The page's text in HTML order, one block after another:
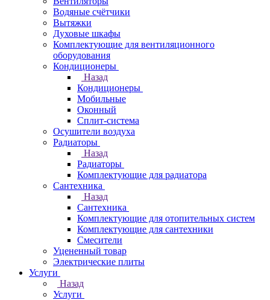
Водяные счётчики
Вытяжки
Духовые шкафы
Комплектующие для вентиляционного
оборудования
Кондиционеры
Назад
Кондиционеры
Мобильные
Оконный
Сплит-система
Осушители воздуха
Радиаторы
Назад
Радиаторы
Комплектующие для радиатора
Сантехника
Назад
Сантехника
Комплектующие для отопительных систем
Комплектующие для сантехники
Смесители
Уцененный товар
Электрические плиты
Услуги
Назад
Услуги